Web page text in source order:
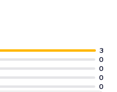
3
0
0
0
0